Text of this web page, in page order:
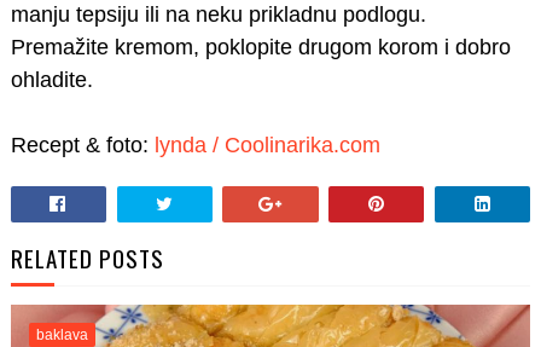
manju tepsiju ili na neku prikladnu podlogu.
Premažite kremom, poklopite drugom korom i dobro
ohladite.
Recept & foto: lynda / Coolinarika.com
RELATED POSTS
baklava